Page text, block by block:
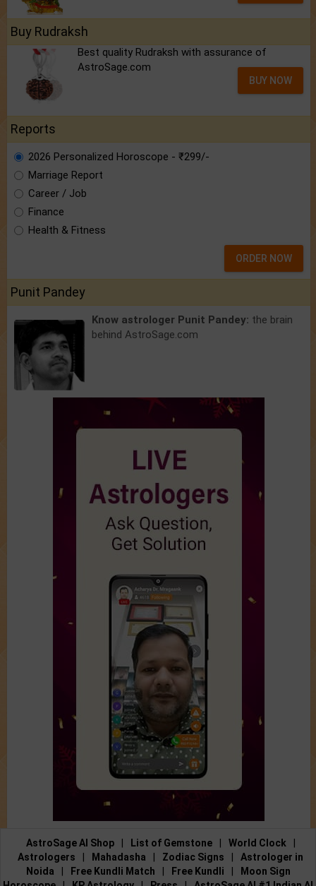
Buy Rudraksh
Best quality Rudraksh with assurance of
AstroSage.com
BUY NOW
Reports
2026 Personalized Horoscope - ₹299/-
Marriage Report
Career / Job
Finance
Health & Fitness
ORDER NOW
Punit Pandey
Know astrologer Punit Pandey: the brain
behind AstroSage.com
AstroSage AI Shop List of Gemstone World Clock
Astrologers
Mahadasha Zodiac Signs
Astrologer in
Noida
Free Kundli Match Free Kundli
Moon Sign